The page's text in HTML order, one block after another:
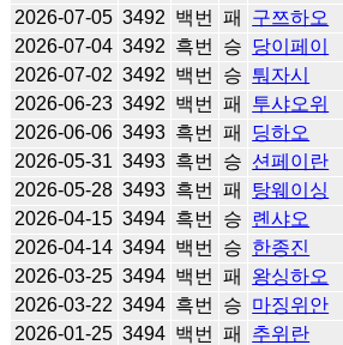
2026-07-05 3492 백번 패 구쯔하오
2026-07-04 3492 흑번 승 당이페이
2026-07-02 3492 백번 승 퉈자시
2026-06-23 3492 백번 패 투샤오위
2026-06-06 3493 흑번 패 딩하오
2026-05-31 3493 흑번 승 션페이란
2026-05-28 3493 흑번 패 탕웨이싱
2026-04-15 3494 흑번 승 롄샤오
2026-04-14 3494 백번 승 한종진
2026-03-25 3494 백번 패 왕싱하오
2026-03-22 3494 흑번 승 마징위안
2026-01-25 3494 백번 패 추위란